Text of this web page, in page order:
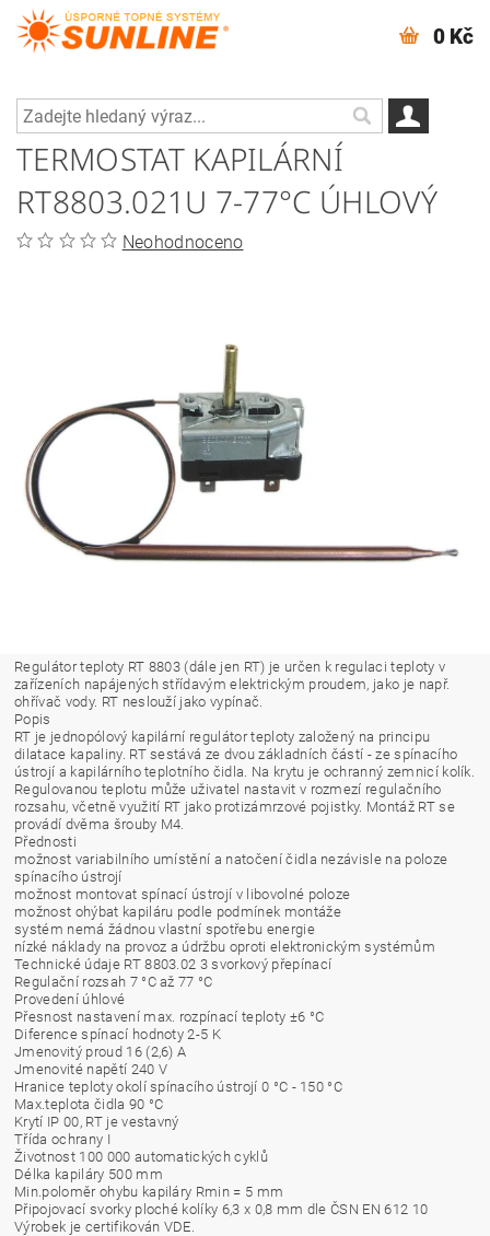
0 Kč
TERMOSTAT KAPILÁRNÍ
RT8803.021U 7-77°C ÚHLOVÝ
Neohodnoceno
Regulátor teploty RT 8803 (dále jen RT) je určen k regulaci teploty v
zařízeních napájených střídavým elektrickým prou­dem, jako je např.
ohřívač vody. RT neslouží jako vypínač.
Popis
RT je jednopólový kapilární regulátor teploty založe­ný na principu
dilatace kapaliny. RT sestává ze dvou základních částí - ze spínacího
ústrojí a kapilárního teplotního čidla. Na krytu je ochranný zemnicí kolík.
Regulovanou teplotu může uživatel nastavit v rozme­zí regulačního
rozsahu, včetně využití RT jako proti­zámrzové pojistky. Montáž RT se
provádí dvěma šrouby M4.
Přednosti
možnost variabilního umístění a natočení čidla nezávisle na poloze
spínacího ústrojí
možnost montovat spínací ústrojí v libovolné poloze
možnost ohýbat kapiláru podle podmínek montáže
systém nemá žádnou vlastní spotřebu energie
nízké náklady na provoz a údržbu oproti elektro­nickým systémům
Technické údaje RT 8803.02 3 svorkový přepínací
Regulační rozsah 7 °C až 77 °C
Provedení úhlové
Přesnost nastavení max. rozpínací teploty ±6 °C
Diference spínací hodnoty 2-5 K
Jmenovitý proud 16 (2,6) A
Jmenovité napětí 240 V
Hranice teploty okolí spínacího ústrojí 0 °C - 150 °C
Max.teplota čidla 90 °C
Krytí IP 00, RT je vestavný
Třída ochrany I
Životnost 100 000 automatických cyklů
Délka kapiláry 500 mm
Min.poloměr ohybu kapiláry Rmin = 5 mm
Připojovací svorky ploché kolíky 6,3 x 0,8 mm dle ČSN EN 612 10
Výrobek je certifikován VDE.